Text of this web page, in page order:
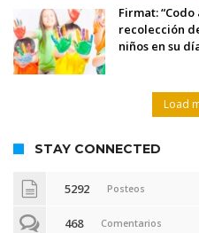
Firmat:
recolección
niños en su
Load
STAY CONNECTED
5292 Posteos
468 Comentarios